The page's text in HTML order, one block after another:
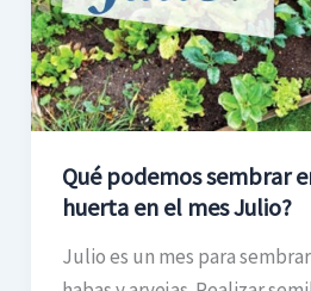
Qué podemos sembrar
huerta en el mes Julio?
Julio es un mes para
nuestra
huerta
en
el
Julio?